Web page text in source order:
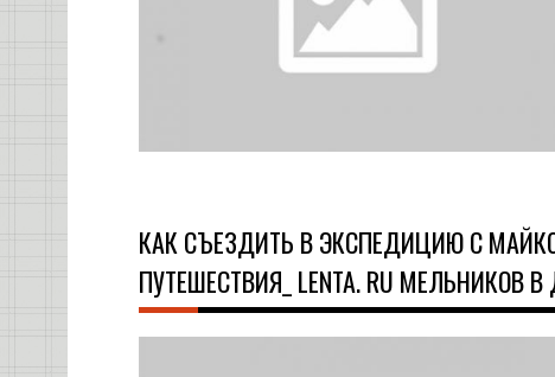
КАК СЪЕЗДИТЬ В ЭКСПЕДИЦИЮ С
ПУТЕШЕСТВИЯ_ LENTA. RU МЕЛЬНИКОВ